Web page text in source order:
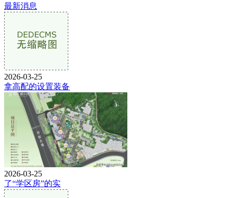
最新消息
2026-03-25
拿高配的设置装备
2026-03-25
了“学区房”的实